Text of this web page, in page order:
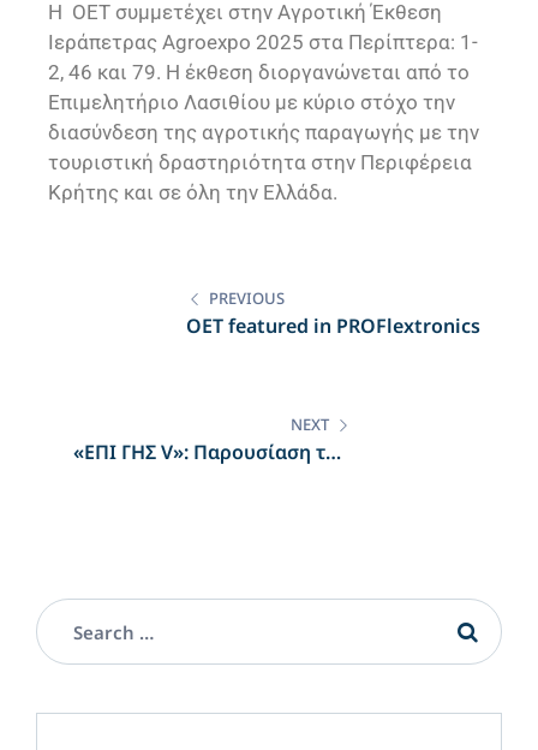
Η ΟΕΤ συμμετέχει στην Αγροτική Έκθεση
Ιεράπετρας Agroexpo 2025 στα Περίπτερα: 1-
2, 46 και 79. Η έκθεση διοργανώνεται από το
Επιμελητήριο Λασιθίου με κύριο στόχο την
διασύνδεση της αγροτικής παραγωγής με την
τουριστική δραστηριότητα στην Περιφέρεια
Κρήτης και σε όλη την Ελλάδα.
PREVIOUS
OET featured in PROFlextronics
NEXT
«ΕΠΙ ΓΗΣ V»: Παρουσίαση των